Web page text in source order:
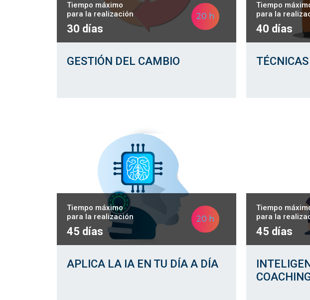
Tiempo máximo
para la realización
30 días
20 h
GESTIÓN DEL CAMBIO
Tiempo
para la
40 días
Tiempo máximo
para la realización
45 días
20 h
APLICA LA IA EN TU DÍA A DÍA
Tiempo
para la
45 días